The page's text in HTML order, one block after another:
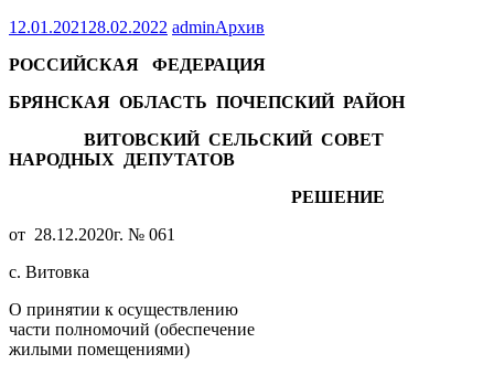
12.01.2021 28.02.2022 adminАрхив
РОССИЙСКАЯ ФЕДЕРАЦИЯ
БРЯНСКАЯ ОБЛАСТЬ ПОЧЕПСКИЙ РАЙОН
ВИТОВСКИЙ СЕЛЬСКИЙ СОВЕТ
НАРОДНЫХ ДЕПУТАТОВ
РЕШЕНИЕ
от 28.12.2020г. № 061
с. Витовка
О принятии к осуществлению
части полномочий (обеспечение
жилыми помещениями)